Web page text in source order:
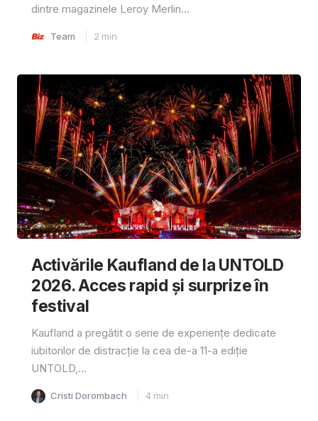
dintre magazinele Leroy Merlin...
Team 2 min
Activările Kaufland de la UNTOLD
2026. Acces rapid și surprize în
festival
Kaufland a pregătit o serie de experiențe dedicate
iubitorilor de distracție la cea de-a 11-a ediție
UNTOLD,...
Cristi Dorombach 4 min